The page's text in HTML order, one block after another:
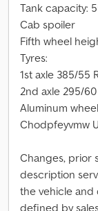
Tank capacity:
Cab spoiler
Fifth wheel
Tyres:
1st axle 385/55
2nd axle 295/60
Aluminum
Chodpfeyvmw
Changes, prior
description
the vehicle and
defined by